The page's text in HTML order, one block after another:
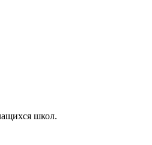
школ.